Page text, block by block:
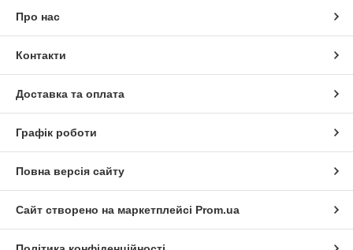
Про нас
Контакти
Доставка та оплата
Графік роботи
Повна версія сайту
Сайт створено на маркетплейсі Prom.ua